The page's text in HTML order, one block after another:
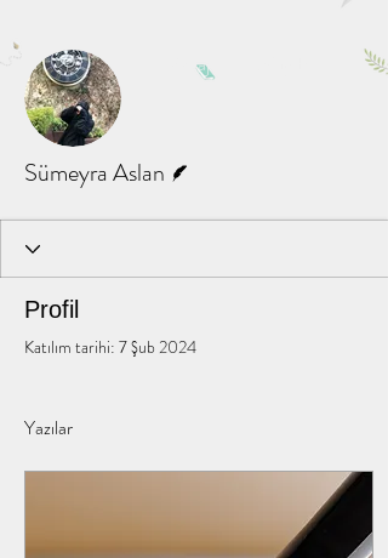
Mesaj
Sümeyra Aslan
Profil
Katılım tarihi: 7 Şub 2024
Yazılar